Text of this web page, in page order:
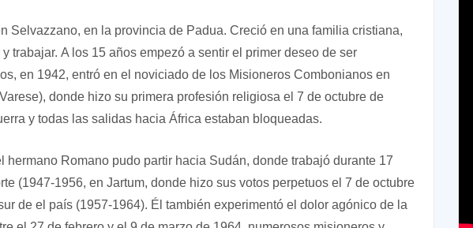
Selvazzano, en la provincia de Padua. Creció en una familia cristiana,
trabajar. A los 15 años empezó a sentir el primer deseo de ser
en 1942, entró en el noviciado de los Misioneros Combonianos en
donde hizo su primera profesión religiosa el 7 de octubre de
y todas las salidas hacia África estaban bloqueadas.
hermano Romano pudo partir hacia Sudán, donde trabajó durante 17
(1947-1956, en Jartum, donde hizo sus votos perpetuos el 7 de octubre
de el país (1957-1964). Él también experimentó el dolor agónico de la